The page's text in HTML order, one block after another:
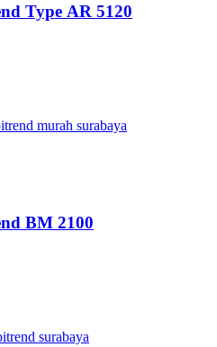
Type AR 5120
BM 2100